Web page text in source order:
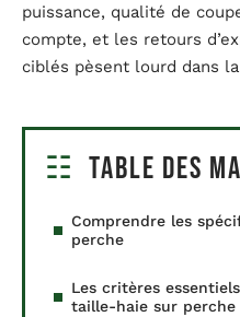
puissance, qualité de
compte, et les retours
ciblés pèsent lourd dans
Table des
Comprendre les
perche
Les critères
taille-haie sur perche